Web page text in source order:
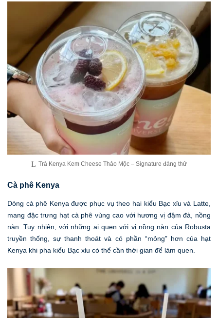
Trà Kenya Kem Cheese Thảo Mộc – Signature đáng thử
Cà phê Kenya
Dòng cà phê Kenya được phục vụ theo hai kiểu Bạc xỉu và Latte,
mang đặc trưng hạt cà phê vùng cao với hương vị đậm đà, nồng
nàn. Tuy nhiên, với những ai quen với vị nồng nàn của Robusta
truyền thống, sự thanh thoát và có phần “mỏng” hơn của hạt
Kenya khi pha kiểu Bạc xỉu có thể cần thời gian để làm quen.